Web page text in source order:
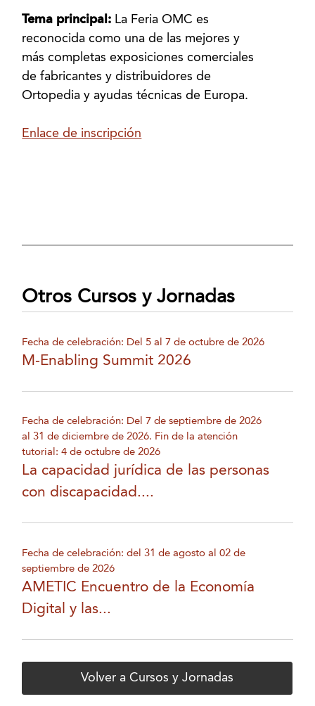
Tema principal: La Feria OMC es
reconocida como una de las mejores y
más completas exposiciones comerciales
de fabricantes y distribuidores de
Ortopedia y ayudas técnicas de Europa.
Enlace de inscripción
Otros Cursos y Jornadas
Fecha de celebración: Del 5 al 7 de octubre de 2026
M-Enabling Summit 2026
Fecha de celebración: Del 7 de septiembre de 2026
al 31 de diciembre de 2026. Fin de la atención
tutorial: 4 de octubre de 2026
La capacidad jurídica de las personas
con discapacidad....
Fecha de celebración: del 31 de agosto al 02 de
septiembre de 2026
AMETIC Encuentro de la Economía
Digital y las...
Volver a Cursos y Jornadas